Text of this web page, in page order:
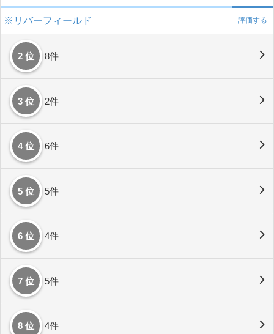
※リバーフィールド 評価する
2 位 8件
3 位 2件
4 位 6件
5 位 5件
6 位 4件
7 位 5件
8 位 4件